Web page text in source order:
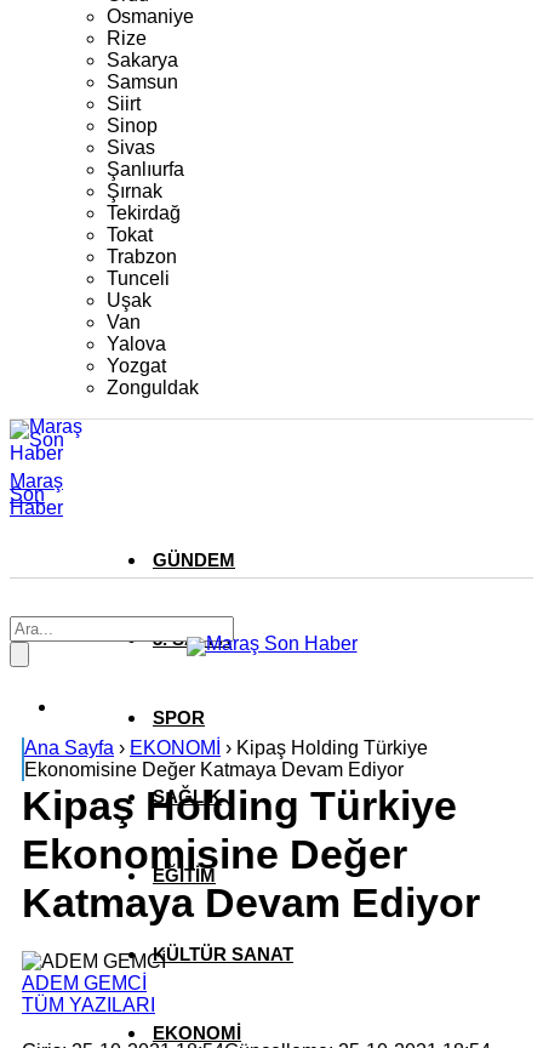
Osmaniye
Rize
Sakarya
Samsun
Siirt
Sinop
Sivas
Şanlıurfa
Şırnak
Tekirdağ
Tokat
Trabzon
Tunceli
Uşak
Van
Yalova
Yozgat
Zonguldak
Maraş
Son
Haber
GÜNDEM
3. SAYFA
SPOR
SAĞLIK
EĞİTİM
KÜLTÜR SANAT
EKONOMİ
Ana Sayfa › EKONOMİ › Kipaş Holding Türkiye
Ekonomisine Değer Katmaya Devam Ediyor
Kipaş Holding Türkiye
Ekonomisine Değer
Katmaya Devam Ediyor
ADEM GEMCİ
TÜM YAZILARI